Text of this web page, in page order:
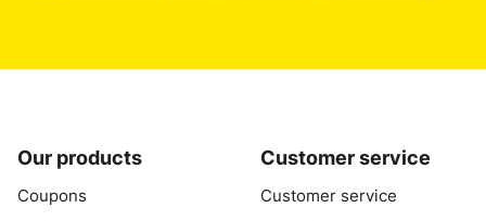
Our products
Coupons
Customer service
Customer service